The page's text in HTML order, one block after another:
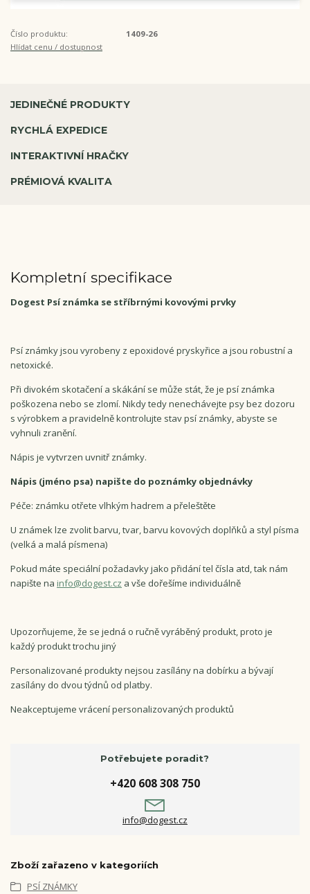
Číslo produktu:
1409-26
Hlídat cenu / dostupnost
JEDINEČNÉ PRODUKTY
RYCHLÁ EXPEDICE
INTERAKTIVNÍ HRAČKY
PRÉMIOVÁ KVALITA
Kompletní specifikace
Dogest Psí známka se stříbrnými kovovými prvky
Psí známky jsou vyrobeny z epoxidové pryskyřice a jsou robustní a
netoxické.
Při divokém skotačení a skákání se může stát, že je psí známka
poškozena nebo se zlomí. Nikdy tedy nenechávejte psy bez dozoru
s výrobkem a pravidelně kontrolujte stav psí známky, abyste se
vyhnuli zranění.
Nápis je vytvrzen uvnitř známky.
Nápis (jméno psa) napište do poznámky objednávky
Péče: známku otřete vlhkým hadrem a přeleštěte
U známek lze zvolit barvu, tvar, barvu kovových doplňků a styl písma
(velká a malá písmena)
Pokud máte speciální požadavky jako přidání tel čísla atd, tak nám
napište na info@dogest.cz a vše dořešíme individuálně
Upozorňujeme, že se jedná o ručně vyráběný produkt, proto je
každý produkt trochu jiný
Personalizované produkty nejsou zasílány na dobírku a bývají
zasílány do dvou týdnů od platby.
Neakceptujeme vrácení personalizovaných produktů
Potřebujete poradit?
+420 608 308 750
info@dogest.cz
Zboží zařazeno v kategoriích
PSÍ ZNÁMKY